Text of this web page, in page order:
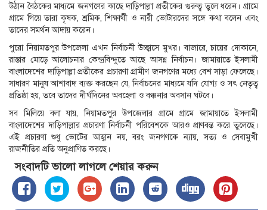
উঠান বৈঠকের মাধ্যমে জনগণের কাছে দাড়িপাল্লা প্রতীকের গুরুত্ব তুলে ধরেন। গ্রামে
গ্রামে গিয়ে তারা কৃষক, শ্রমিক, শিক্ষার্থী ও নারী ভোটারদের সঙ্গে কথা বলেন এবং
তাদের সমর্থন আদায় করেন।
পুরো নিয়ামতপুর উপজেলা এখন নির্বাচনী উচ্ছ্বাসে মুখর। বাজারে, চায়ের দোকানে,
রাস্তার মোড়ে আলোচনার কেন্দ্রবিন্দুতে আছে আসন্ন নির্বাচন। জামায়াতে ইসলামী
বাংলাদেশের দাড়িপাল্লা প্রতীকের প্রচারণা গ্রামীণ জনগণের মধ্যে বেশ সাড়া ফেলেছে।
সাধারণ মানুষ আশাবাদ ব্যক্ত করছেন যে, নির্বাচনের মাধ্যমে যদি যোগ্য ও সৎ নেতৃত্ব
প্রতিষ্ঠা হয়, তবে তাদের দীর্ঘদিনের অবহেলা ও বঞ্চনার অবসান ঘটবে।
সব মিলিয়ে বলা যায়, নিয়ামতপুর উপজেলার গ্রামে গ্রামে জামায়াতে ইসলামী
বাংলাদেশের দাড়িপাল্লার প্রচারণা নির্বাচনী পরিবেশকে আরও প্রাণবন্ত করে তুলেছে।
এই প্রচারণা শুধু ভোটের আহ্বান নয়, বরং জনগণকে ন্যায়, সত্য ও সেবামুখী
রাজনীতির প্রতি অনুপ্রাণিত করছে।
সংবাদটি ভালো লাগলে শেয়ার করুন